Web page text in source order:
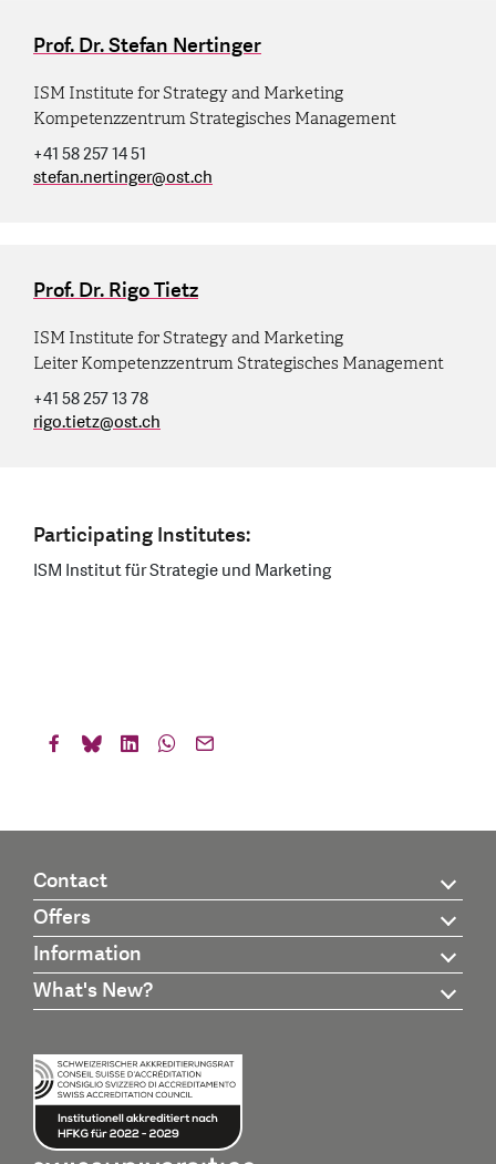
Prof. Dr. Stefan Nertinger
ISM Institute for Strategy and Marketing
Kompetenzzentrum Strategisches Management
+41 58 257 14 51
stefan.nertinger@ost.ch
Prof. Dr. Rigo Tietz
ISM Institute for Strategy and Marketing
Leiter Kompetenzzentrum Strategisches Management
+41 58 257 13 78
rigo.tietz@ost.ch
Participating Institutes:
ISM Institut für Strategie und Marketing
Contact
Offers
Information
What's New?